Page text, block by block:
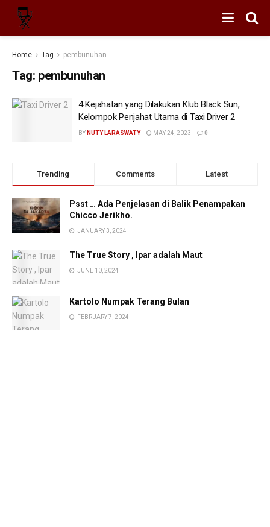
Home Tag pembunuhan
Tag: pembunuhan
4 Kejahatan yang Dilakukan Klub Black Sun,
Kelompok Penjahat Utama di Taxi Driver 2
BY NUTY LARASWATY MAY 24, 2023 0
Trending Comments Latest
Psst … Ada Penjelasan di Balik Penampakan
Chicco Jerikho.
JANUARY 3, 2024
The True Story , Ipar adalah Maut
JUNE 10, 2024
Kartolo Numpak Terang Bulan
FEBRUARY 7, 2024